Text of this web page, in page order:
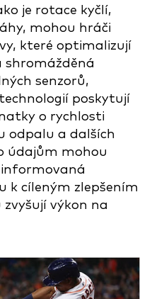
je rotace kyčlí,
mohou hráči
které optimalizují
shromážděná
senzorů,
poskytují
o rychlosti
odpalu a dalších
údajům mohou
k cíleným zlepšením
výkon na